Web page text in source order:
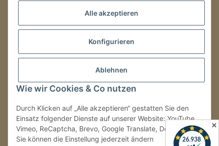
Alle akzeptieren
Konfigurieren
Ablehnen
Wie wir Cookies & Co nutzen
Durch Klicken auf „Alle akzeptieren“ gestatten Sie den
Einsatz folgender Dienste auf unserer Website: YouTube,
Vimeo, ReCaptcha, Brevo, Google Translate, Doofinder.
Sie können die Einstellung jederzeit ändern
LAGER / RETOUREN
Packmonster Fulfillment
SJS Carstyling Lager
Retouren ausschließlich an diese Adresse.
Tel.:+49 (0) 30 36417228
E-Mail:info@sjs-carstyling.com
✕